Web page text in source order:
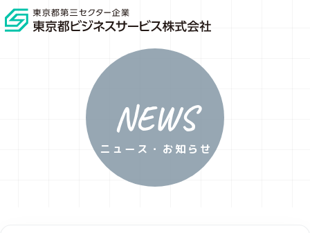
NEWS
ニュース・お知らせ